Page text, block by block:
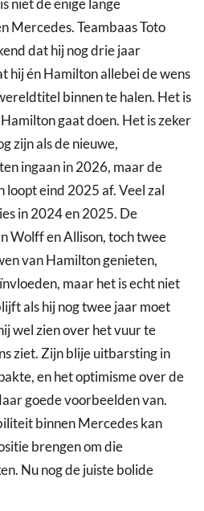
niet de enige lange
Mercedes. Teambaas Toto
dat hij nog drie jaar
hij én Hamilton allebei de wens
binnen te halen. Het is
gaat doen. Het is zeker
zijn als de nieuwe,
ingaan in 2026, maar de
eind 2025 af. Veel zal
in 2024 en 2025. De
Wolff en Allison, toch twee
van Hamilton genieten,
maar het is echt niet
als hij nog twee jaar moet
wel zien over het vuur te
ziet. Zijn blije uitbarsting in
en het optimisme over de
goede voorbeelden van.
binnen Mercedes kan
brengen om die
Nu nog de juiste bolide